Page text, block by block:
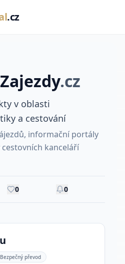
.cz
Zajezdy.cz
v oblasti
a cestování
informační portály
kanceláří
0 0
Bezpečný převod